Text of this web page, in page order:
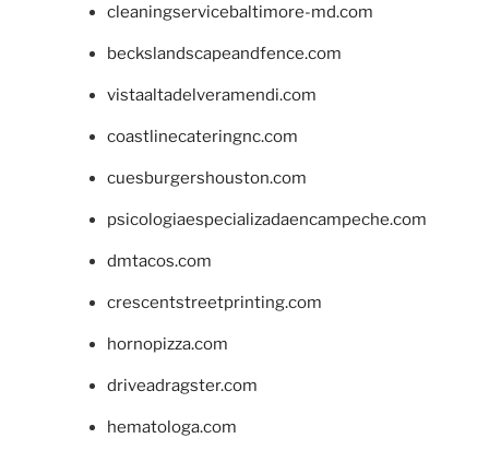
cleaningservicebaltimore-md.com
beckslandscapeandfence.com
vistaaltadelveramendi.com
coastlinecateringnc.com
cuesburgershouston.com
psicologiaespecializadaencampeche.com
dmtacos.com
crescentstreetprinting.com
hornopizza.com
driveadragster.com
hematologa.com